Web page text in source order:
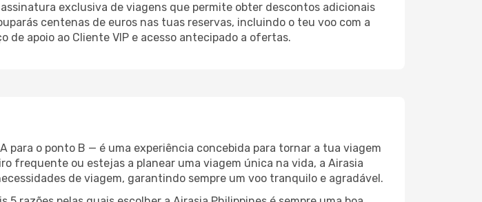
assinatura exclusiva de viagens que permite obter descontos adicionais
centenas de euros nas tuas reservas, incluindo o teu voo com a
apoio ao Cliente VIP e acesso antecipado a ofertas.
para o ponto B — é uma experiência concebida para tornar a tua viagem
frequente ou estejas a planear uma viagem única na vida, a Airasia
de viagem, garantindo sempre um voo tranquilo e agradável.